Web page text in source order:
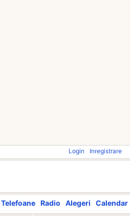
Login Inregistrare
Telefoane Radio Alegeri Calendar